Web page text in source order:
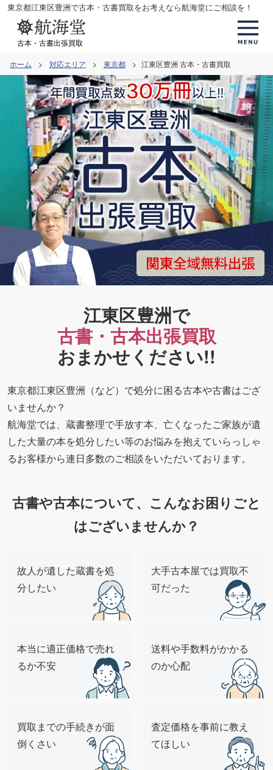
コ
ツ
東京都江東区豊洲で古本・古書買取をお考えなら航海堂にご相談を！
古本・古書出張買取
ホーム 対応エリア 東京都 江東区豊洲 古本・古書買取
江東区豊洲で
古書・古本出張買取
おまかせください!!
東京都江東区豊洲（など）で処分に困る古本や古書はござ
いませんか？
航海堂では、蔵書整理で手放す本、亡くなったご家族が遺
した大量の本を処分したい等のお悩みを抱えていらっしゃ
るお客様から連日多数のご相談をいただいております。
古書や古本について、こんなお困りごと
はございませんか？
故人が遺した蔵書を処
分したい
大手古本屋では買取不
可だった
本当に適正価格で売れ
るか不安
送料や手数料がかかる
のか心配
買取までの手続きが面
倒くさい
査定価格を事前に教え
てほしい